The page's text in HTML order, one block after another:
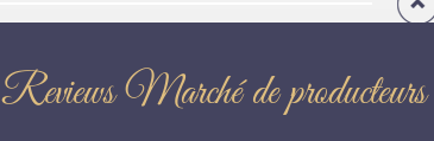
Reviews Marché de